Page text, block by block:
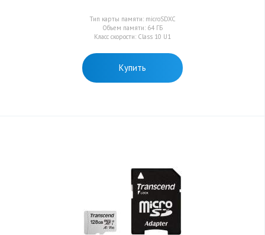
Тип карты памяти: microSDXC
Объем памяти: 64 ГБ
Класс скорости: Class 10 U1
Купить